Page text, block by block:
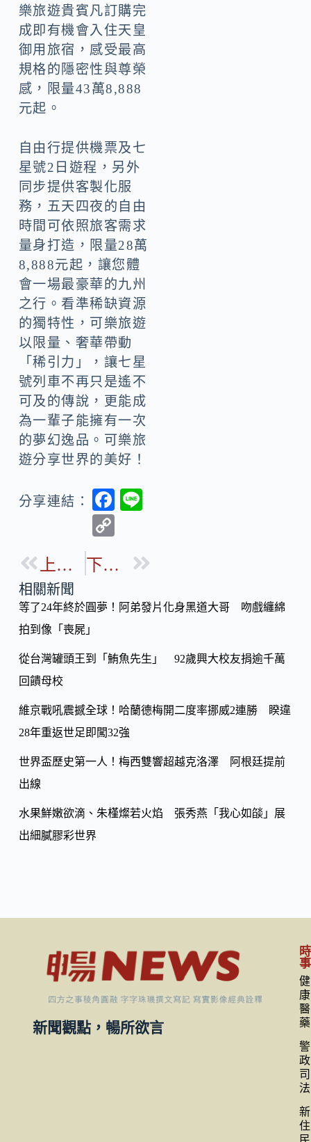
樂旅遊貴賓凡訂購完
成即有機會入住天皇
御用旅宿，感受最高
規格的隱密性與尊榮
感，限量43萬8,888
元起。
自由行提供機票及七
星號2日遊程，另外
同步提供客製化服
務，五天四夜的自由
時間可依照旅客需求
量身打造，限量28萬
8,888元起，讓您體
會一場最豪華的九州
之行。看準稀缺資源
的獨特性，可樂旅遊
以限量、奢華帶動
「稀引力」，讓七星
號列車不再只是遙不
可及的傳說，更能成
為一輩子能擁有一次
的夢幻逸品。可樂旅
遊分享世界的美好！
分享連結：
F
b
o
p
Li
k
上一篇 下一篇
相關新聞
等了24年終於圓夢！阿弟發片化身黑道大哥 吻戲纏綿
拍到像「喪屍」
從台灣罐頭王到「鮪魚先生」 92歲興大校友捐逾千萬
回饋母校
維京戰吼震撼全球！哈蘭德梅開二度率挪威2連勝 睽違
28年重返世足即闖32強
世界盃歷史第一人！梅西雙響超越克洛澤 阿根廷提前
出線
水果鮮嫩欲滴、朱槿燦若火焰 張秀燕「我心如燄」展
出細膩膠彩世界
新聞觀點，暢所欲言
時
事
健
康
醫
藥
警
政
司
法
新
住
民